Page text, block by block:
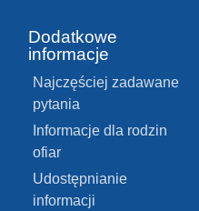
Dodatkowe
informacje
Najczęściej zadawane
pytania
Informacje dla rodzin
ofiar
Udostępnianie
informacji